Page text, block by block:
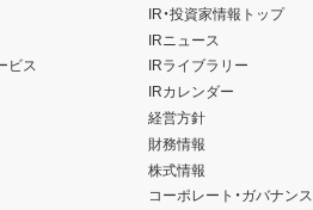
ビス
IR・投資家情報トップ
IRニュース
IRライブラリー
IRカレンダー
経営方針
財務情報
株式情報
コーポレート・ガバナンス